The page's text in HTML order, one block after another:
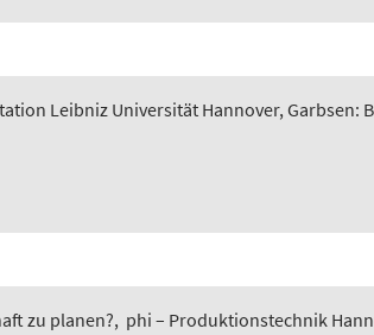
Leibniz Universität Hannover, Garbsen:
zu planen?, phi – Produktionstechnik